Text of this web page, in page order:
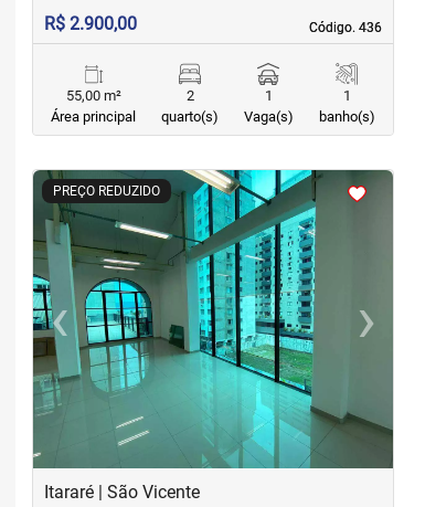
Código. 436
Código. 436
R$ 2.900,00
55,00 m²
Área principal
2
quarto(s)
1
Vaga(s)
1
banho(s)
PREÇO REDUZIDO
< <<<
‹Previous ›Next
Itararé | São Vicente